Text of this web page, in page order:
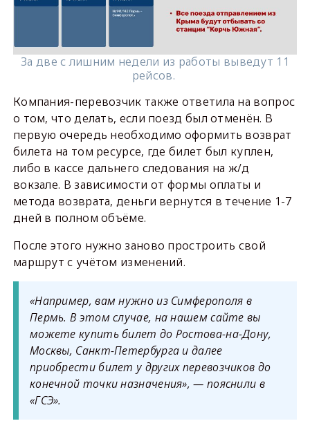
За две с лишним недели из работы выведут 11
рейсов.
Компания-перевозчик также ответила на вопрос
о том, что делать, если поезд был отменён. В
первую очередь необходимо оформить возврат
билета на том ресурсе, где билет был куплен,
либо в кассе дальнего следования на ж/д
вокзале. В зависимости от формы оплаты и
метода возврата, деньги вернутся в течение 1-7
дней в полном объёме.
После этого нужно заново простроить свой
маршрут с учётом изменений.
«Например, вам нужно из Симферополя в
Пермь. В этом случае, на нашем сайте вы
можете купить билет до Ростова-на-Дону,
Москвы, Санкт-Петербурга и далее
приобрести билет у других перевозчиков до
конечной точки назначения», — пояснили в
«ГСЭ».